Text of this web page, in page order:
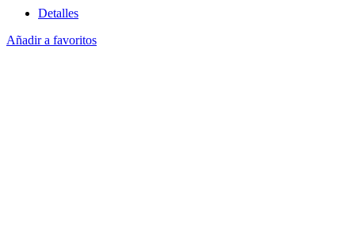
Detalles
Añadir a favoritos